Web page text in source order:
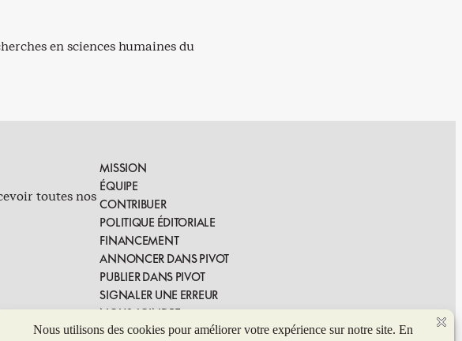
en sciences humaines du
toutes nos
MISSION
ÉQUIPE
CONTRIBUER
POLITIQUE ÉDITORIALE
FINANCEMENT
ANNONCER DANS PIVOT
PUBLIER DANS PIVOT
SIGNALER UNE ERREUR
NOUS JOINDRE